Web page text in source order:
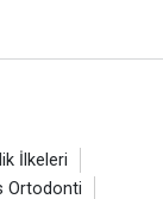
İlkeleri
Ortodonti